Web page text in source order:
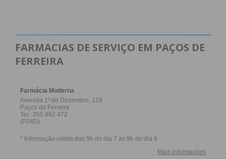
FARMACIAS DE SERVIÇO EM PAÇOS DE
FERREIRA